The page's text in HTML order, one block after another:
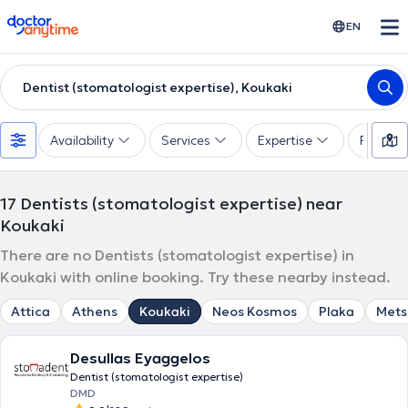
doctoranytime EN
Dentist (stomatologist expertise), Koukaki
Availability Services Expertise
17 Dentists (stomatologist expertise) near
Koukaki
There are no Dentists (stomatologist expertise) in
Koukaki with online booking. Try these nearby instead.
Attica Athens Koukaki Neos Kosmos Plaka Mets
Desullas Eyaggelos
Dentist (stomatologist expertise)
DMD